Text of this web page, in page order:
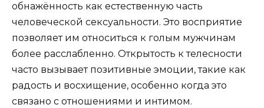
обнажённость как естественную часть
человеческой сексуальности. Это восприятие
позволяет им относиться к голым мужчинам
более расслабленно. Открытость к телесности
часто вызывает позитивные эмоции, такие как
радость и восхищение, особенно когда это
связано с отношениями и интимом.